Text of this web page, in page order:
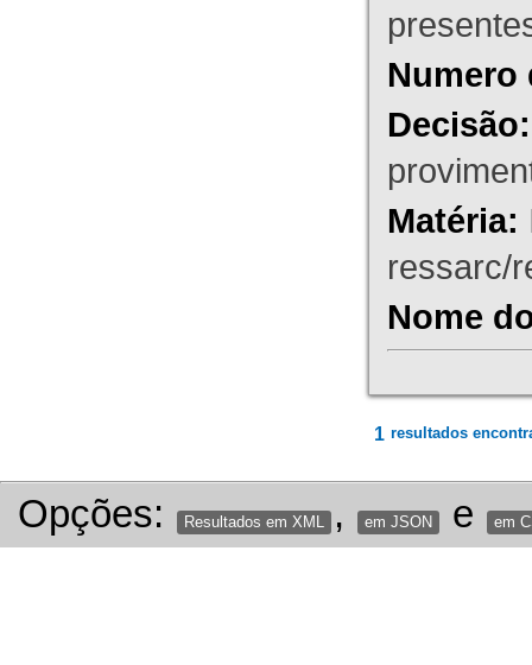
Numero
Decisão:
Matéria:
ressarc/
Nome
1 resultados
Opções: Resultados em XML , em JSON e em